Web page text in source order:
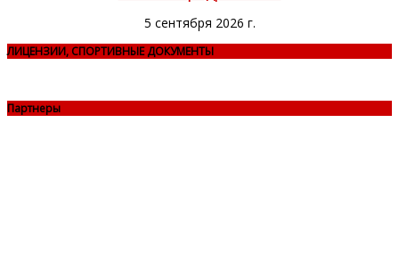
5 сентября 2026 г.
ЛИЦЕНЗИИ, СПОРТИВНЫЕ ДОКУМЕНТЫ
Партнеры